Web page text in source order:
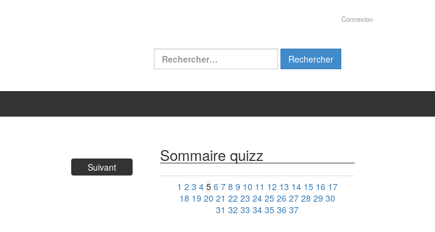
Connexion
Rechercher :
Suivant
Sommaire quizz
1 2 3 4 5 6 7 8 9 10 11 12 13 14 15 16 17
18 19 20 21 22 23 24 25 26 27 28 29 30
31 32 33 34 35 36 37